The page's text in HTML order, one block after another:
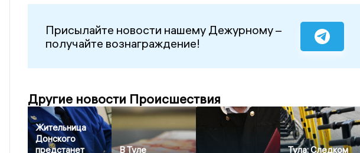
Присылайте новости нашему Дежурному –
получайте вознаграждение!
Другие новости Происшествия
Жительница
Донского
предстанет
В Туле
Тула: Следком